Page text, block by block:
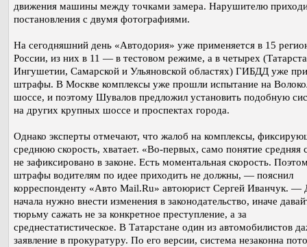
движения машины между точками замера. Нарушителю
постановления с двумя фотографиями.
На сегодняшний день «Автодория» уже применяется в 15
России, из них в 11 — в тестовом режиме, а в четырех
Ингушетии, Самарской и Ульяновской областях) ГИБДД уже
штрафы. В Москве комплексы уже прошли испытание на
шоссе, и поэтому Шувалов предложил установить подобную
на других крупных шоссе и проспектах города.
Однако эксперты отмечают, что жалоб на комплексы,
среднюю скорость, хватает. «Во-первых, само понятие средняя
не зафиксировано в законе. Есть моментальная скорость.
штрафы водителям по идее приходить не должны, — пояснил
корреспонденту «Авто Mail.Ru» автоюрист Сергей Иванчук. —
начала нужно внести изменения в законодательство, иначе
тюрьму сажать не за конкретное преступление, а за
среднестатистическое. В Татарстане один из автомобилистов
заявление в прокуратуру. По его версии, система незаконна